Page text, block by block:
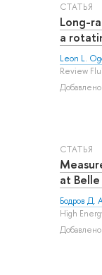
СТАТЬЯ
Long-
a
Leon L.
Review
СТАТЬЯ
at Belle
Бодров Д.
High